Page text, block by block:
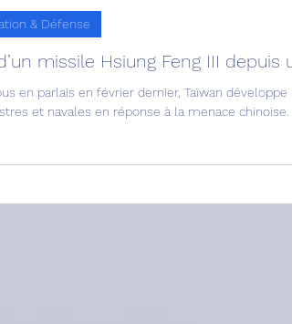
Avia news
21 déc. 2025
3 min de lecture
& Défense
missile Hsiung Feng III depuis